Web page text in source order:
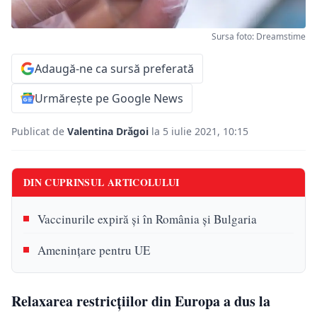
Sursa foto: Dreamstime
Adaugă-ne ca sursă preferată
Urmărește pe Google News
Publicat de Valentina Drăgoi la 5 iulie 2021, 10:15
DIN CUPRINSUL ARTICOLULUI
Vaccinurile expiră şi în România și Bulgaria
Amenințare pentru UE
Relaxarea restricțiilor din Europa a dus la